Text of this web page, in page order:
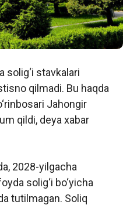
solig‘i stavkalari
qilmadi. Bu haqda
Jahongir
qildi, deya xabar
2028-yilgacha
solig‘i bo‘yicha
tutilmagan. Soliq